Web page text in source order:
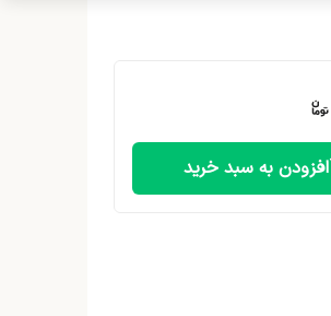
افزودن به سبد خرید